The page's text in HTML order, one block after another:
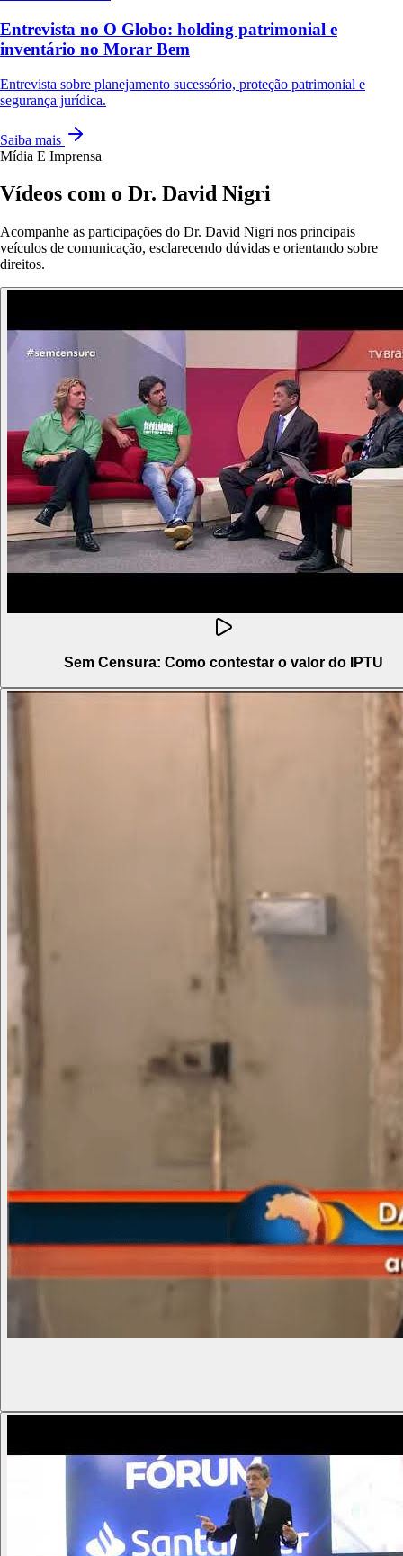
Entrevista no O Globo: holding patrimonial e
inventário no Morar Bem
Entrevista sobre planejamento sucessório, proteção patrimonial e
segurança jurídica.
Saiba mais
Mídia E Imprensa
Vídeos com o Dr. David Nigri
Acompanhe as participações do Dr. David Nigri nos principais
veículos de comunicação, esclarecendo dúvidas e orientando sobre
direitos.
Sem Censura: Como contestar o valor do IPTU